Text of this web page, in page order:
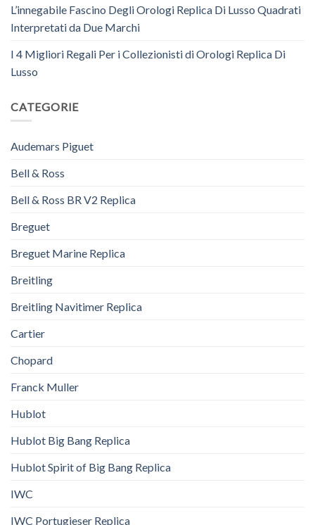
L’innegabile Fascino Degli Orologi Replica Di Lusso Quadrati
Interpretati da Due Marchi
I 4 Migliori Regali Per i Collezionisti di Orologi Replica Di
Lusso
CATEGORIE
Audemars Piguet
Bell & Ross
Bell & Ross BR V2 Replica
Breguet
Breguet Marine Replica
Breitling
Breitling Navitimer Replica
Cartier
Chopard
Franck Muller
Hublot
Hublot Big Bang Replica
Hublot Spirit of Big Bang Replica
IWC
IWC Portugieser Replica